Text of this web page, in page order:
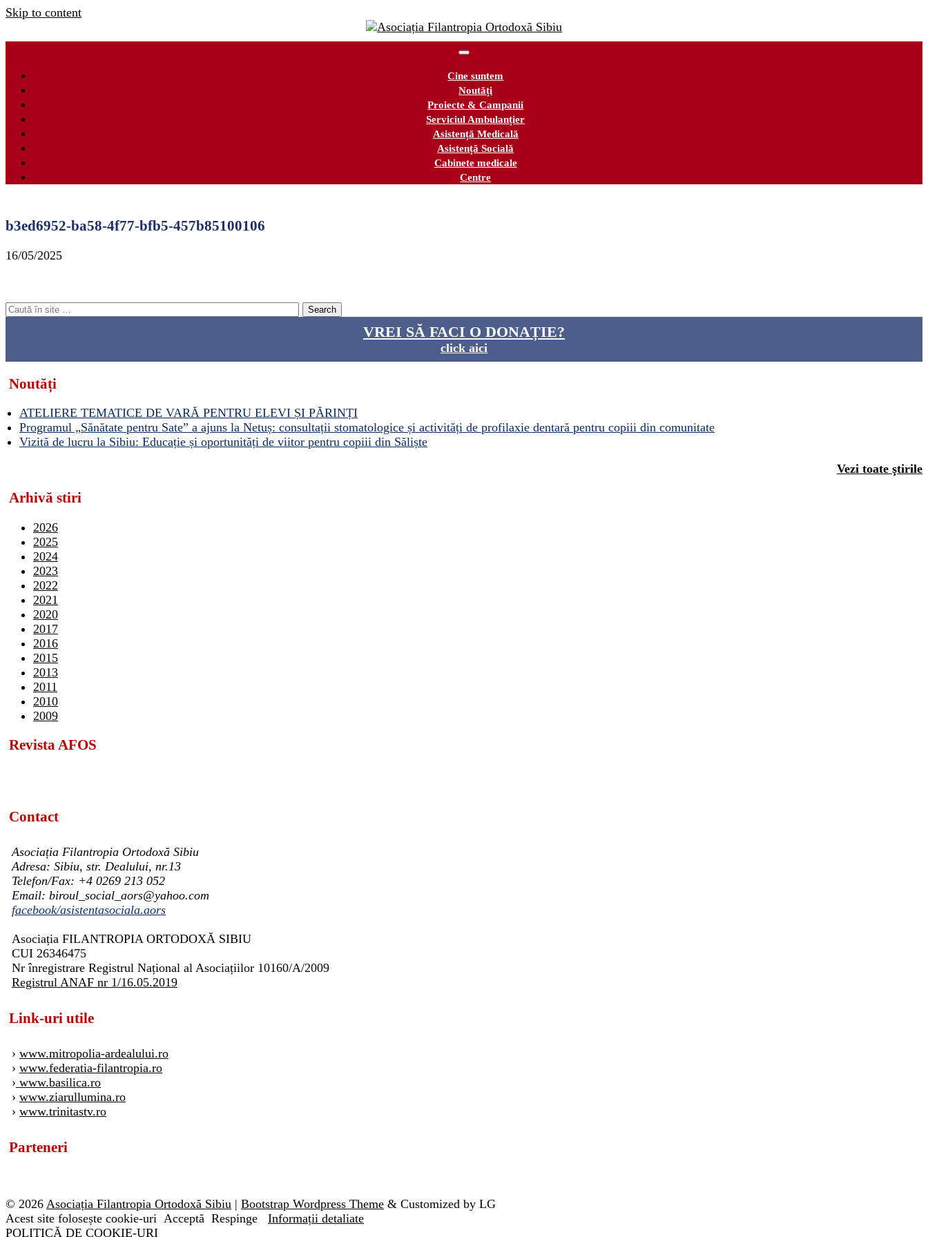
Skip to content
Cine suntem
Noutăți
Proiecte & Campanii
Serviciul Ambulanțier
Asistență Medicală
Asistență Socială
Cabinete medicale
Centre
b3ed6952-ba58-4f77-bfb5-457b85100106
16/05/2025
VREI SĂ FACI O DONAȚIE?
click aici
Noutăți
ATELIERE TEMATICE DE VARĂ PENTRU ELEVI ȘI PĂRINȚI
Programul „Sănătate pentru Sate” a ajuns la Netuș: consultații stomatologice și activități de profilaxie dentară pentru copiii din comunitate
Vizită de lucru la Sibiu: Educație și oportunități de viitor pentru copiii din Săliște
Vezi toate ştirile
Arhivă stiri
2026
2025
2024
2023
2022
2021
2020
2017
2016
2015
2013
2011
2010
2009
Revista AFOS
Contact
Asociația Filantropia Ortodoxă Sibiu
Adresa: Sibiu, str. Dealului, nr.13
Telefon/Fax: +4 0269 213 052
Email: biroul_social_aors@yahoo.com
facebook/asistentasociala.aors
Asociația FILANTROPIA ORTODOXĂ SIBIU
CUI 26346475
Nr înregistrare Registrul Național al Asociațiilor 10160/A/2009
Registrul ANAF nr 1/16.05.2019
Link-uri utile
› www.mitropolia-ardealului.ro
› www.federatia-filantropia.ro
› www.basilica.ro
› www.ziarullumina.ro
› www.trinitastv.ro
Parteneri
© 2026 Asociația Filantropia Ortodoxă Sibiu | Bootstrap Wordpress Theme & Customized by LG
Acest site folosește cookie-uri Acceptă Respinge
Informații detaliate
POLITICĂ DE COOKIE-URI